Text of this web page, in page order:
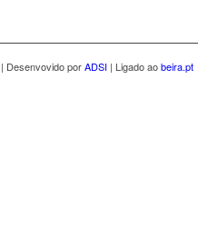
| Desenvovido porADSI | Ligado aobeira.pt